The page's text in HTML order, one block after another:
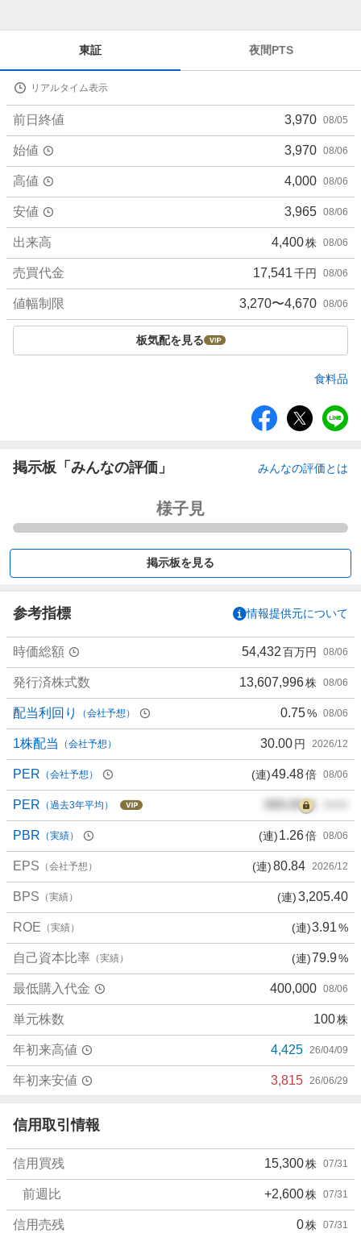
詳
値
東証 夜間PTS
リアルタイム表示
前日終値 3,970 08/05
始値 3,970 08/06
高値 4,000 08/06
安値 3,965 08/06
出来高 4,400株 08/06
売買代金 17,541千円 08/06
値幅制限 3,270〜4,670 08/06
板気配を見る
食料品
ア
掲示板「みんなの評価」 みんなの評価とは
く
た
い
0
、
買
い
た
い
0
%
、
様
子
見
1
0
%
、
売
り
た
い
0
%
、
強
く
売
り
た
0
%
様子見
掲示板を見る
参考指標 情報提供元について
時価総額 54,432百万円 08/06
発行済株式数 13,607,996株 08/06
配当利回り （会社予想） 0.75% 08/06
1株配当 （会社予想） 30.00円 2026/12
PER （会社予想） (連)49.48倍 08/06
PER （過去3年平均） 000.00倍
PBR （実績） (連)1.26倍 08/06
EPS （会社予想） (連)80.84 2026/12
BPS （実績） (連)3,205.40
ROE （実績） (連)3.91%
自己資本比率 （実績） (連)79.9%
最低購入代金 400,000 08/06
単元株数 100株
年初来高値 4,425 26/04/09
年初来安値 3,815 26/06/29
信用取引情報
信用買残 15,300株 07/31
前週比 +2,600株 07/31
信用売残 0株 07/31